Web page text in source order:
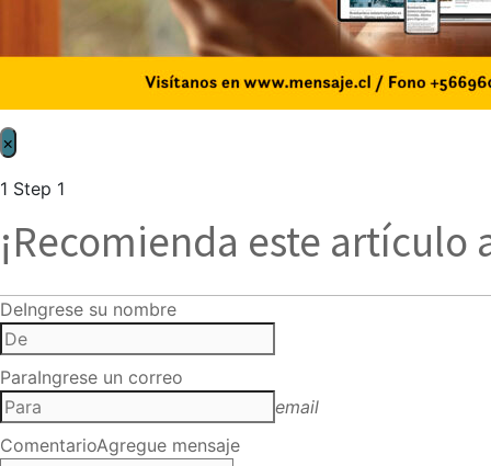
×
1 Step 1
¡Recomienda este artículo
DeIngrese su nombre
ParaIngrese un correo
email
ComentarioAgregue mensaje